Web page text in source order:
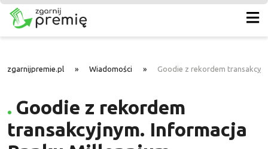
zgarnijpremie.pl » Wiadomości » Goodie z rekordem
Goodie z rekordem
transakcyjnym. Informacja